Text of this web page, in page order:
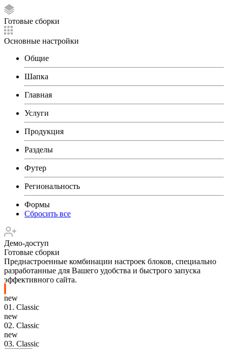
Готовые сборки
Основные настройки
Общие
Шапка
Главная
Услуги
Продукция
Разделы
Футер
Региональность
Формы
Сбросить все
Демо-доступ
Готовые сборки
Преднастроенные комбинации настроек блоков, специально
разработанные для Вашего удобства и быстрого запуска
эффективного сайта.
new
01. Classic
new
02. Classic
new
03. Classic